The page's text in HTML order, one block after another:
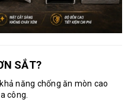
SẮT?
năng chống ăn mòn cao
công.